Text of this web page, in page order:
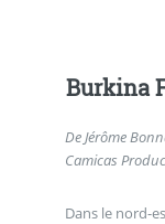
Burkina
De Jérôme
Camicas
Dans le nord-